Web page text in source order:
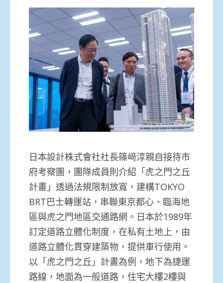
日本設計株式會社社長篠﨑淳親自接待市
府考察團，團隊成員則介紹「虎之門之丘
計畫」透過法規限制放寬，建構TOKYO
BRT巴士轉運站，串聯東京都心、臨海地
區與虎之門地區交通路網。日本於1989年
訂定道路立體化制度，在私有土地上，由
道路立體化貫穿建築物，提供車行使用。
以「虎之門之丘」計畫為例，地下為捷運
路線，地面為一般道路，住宅大樓2樓與